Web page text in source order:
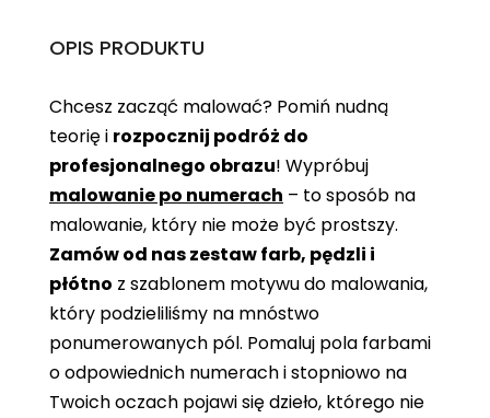
OPIS PRODUKTU
Chcesz zacząć malować? Pomiń nudną
teorię i rozpocznij podróż do
profesjonalnego obrazu! Wypróbuj
malowanie po numerach – to sposób na
malowanie, który nie może być prostszy.
Zamów od nas zestaw farb, pędzli i
płótno z szablonem motywu do malowania,
który podzieliliśmy na mnóstwo
ponumerowanych pól. Pomaluj pola farbami
o odpowiednich numerach i stopniowo na
Twoich oczach pojawi się dzieło, którego nie